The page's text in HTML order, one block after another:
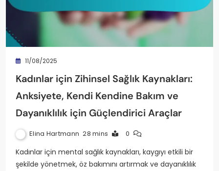
11/08/2025
Kadınlar için Zihinsel Sağlık Kaynakları:
Anksiyete, Kendi Kendine Bakım ve
Dayanıklılık için Güçlendirici Araçlar
Elina Hartmann 28 mins 0
Kadınlar için mental sağlık kaynakları, kaygıyı etkili bir
şekilde yönetmek, öz bakımını artırmak ve dayanıklılık